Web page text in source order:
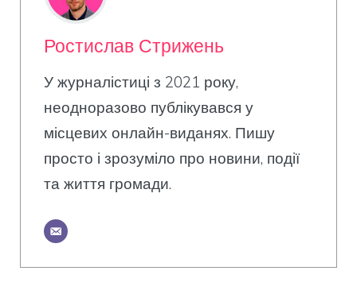
Ростислав Стрижень
У журналістиці з 2021 року,
неодноразово публікувався у
місцевих онлайн-виданях. Пишу
просто і зрозуміло про новини, події
та життя громади.